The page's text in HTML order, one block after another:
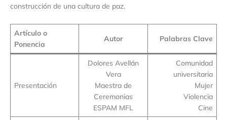
construcción de una cultura de paz.
Artículo o
Ponencia
Autor Palabras Clave
Presentación
Dolores Avellán
Vera
Maestra de
Ceremonias
ESPAM MFL
Comunidad
universitaria
Mujer
Violencia
Cine